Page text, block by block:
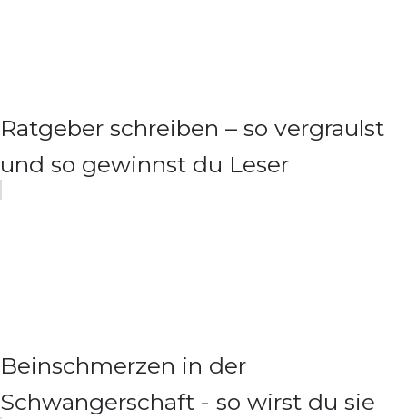
Ratgeber schreiben – so vergraulst
und so gewinnst du Leser
Beinschmerzen in der
Schwangerschaft - so wirst du sie